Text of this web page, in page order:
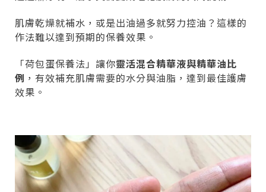
肌膚乾燥就補水，或是出油過多就努力控油？這樣的
作法難以達到預期的保養效果。
「荷包蛋保養法」讓你靈活混合精華液與精華油比
例 ，有效補充肌膚需要的水分與油脂，達到最佳護膚
效果。